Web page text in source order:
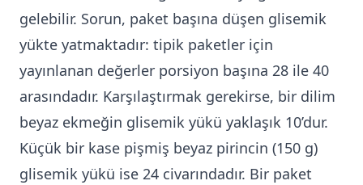
gelebilir. Sorun, paket başına düşen glisemik
yükte yatmaktadır: tipik paketler için
yayınlanan değerler porsiyon başına 28 ile 40
arasındadır. Karşılaştırmak gerekirse, bir dilim
beyaz ekmeğin glisemik yükü yaklaşık 10’dur.
Küçük bir kase pişmiş beyaz pirincin (150 g)
glisemik yükü ise 24 civarındadır. Bir paket